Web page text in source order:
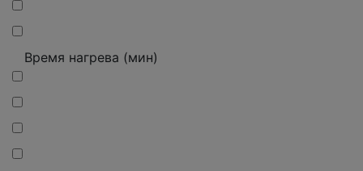
Время нагрева (мин)